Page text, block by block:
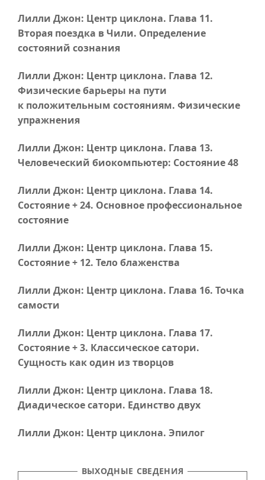
Лилли Джон: Центр циклона. Глава 11.
Вторая поездка в Чили. Определение
состояний сознания
Лилли Джон: Центр циклона. Глава 12.
Физические барьеры на пути
к положительным состояниям. Физические
упражнения
Лилли Джон: Центр циклона. Глава 13.
Человеческий биокомпьютер: Состояние 48
Лилли Джон: Центр циклона. Глава 14.
Состояние + 24. Основное профессиональное
состояние
Лилли Джон: Центр циклона. Глава 15.
Состояние + 12. Тело блаженства
Лилли Джон: Центр циклона. Глава 16. Точка
самости
Лилли Джон: Центр циклона. Глава 17.
Состояние + 3. Классическое сатори.
Сущность как один из творцов
Лилли Джон: Центр циклона. Глава 18.
Диадическое сатори. Единство двух
Лилли Джон: Центр циклона. Эпилог
ВЫХОДНЫЕ СВЕДЕНИЯ